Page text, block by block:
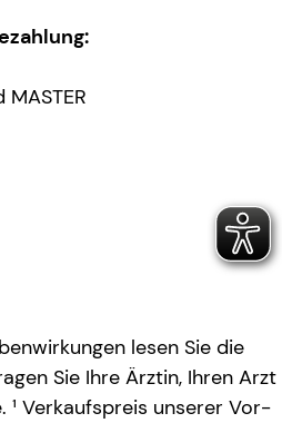
lesen Sie die
Sie Ihre Ärztin, Ihren Arzt
¹ Verkaufspreis unserer Vor-